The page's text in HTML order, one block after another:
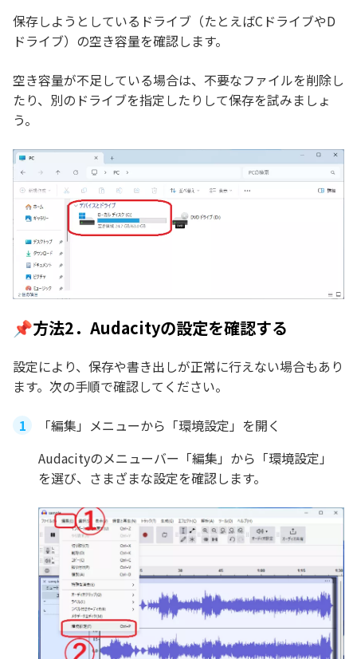
保存しようとしているドライブ（たとえばCドライブやD
ドライブ）の空き容量を確認します。
空き容量が不足している場合は、不要なファイルを削除し
たり、別のドライブを指定したりして保存を試みましょ
う。
📌方法2．Audacityの設定を確認する
設定により、保存や書き出しが正常に行えない場合もあり
ます。次の手順で確認してください。
「編集」メニューから「環境設定」を開く
Audacityのメニューバー「編集」から「環境設定」
を選び、さまざまな設定を確認します。